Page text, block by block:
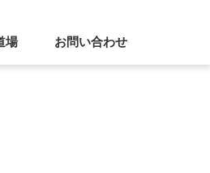
場 お問い合わせ